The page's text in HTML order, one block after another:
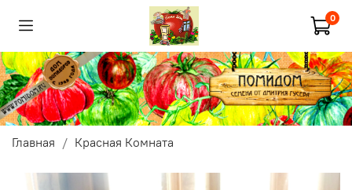
0
Главная Красная Комната